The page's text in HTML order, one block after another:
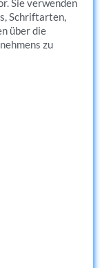
Schriftarten,
über die
zu